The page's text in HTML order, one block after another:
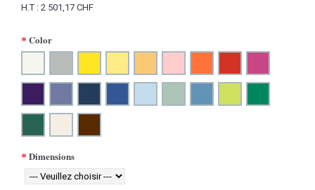
H.T : 2 501,17 CHF
Color
Dimensions